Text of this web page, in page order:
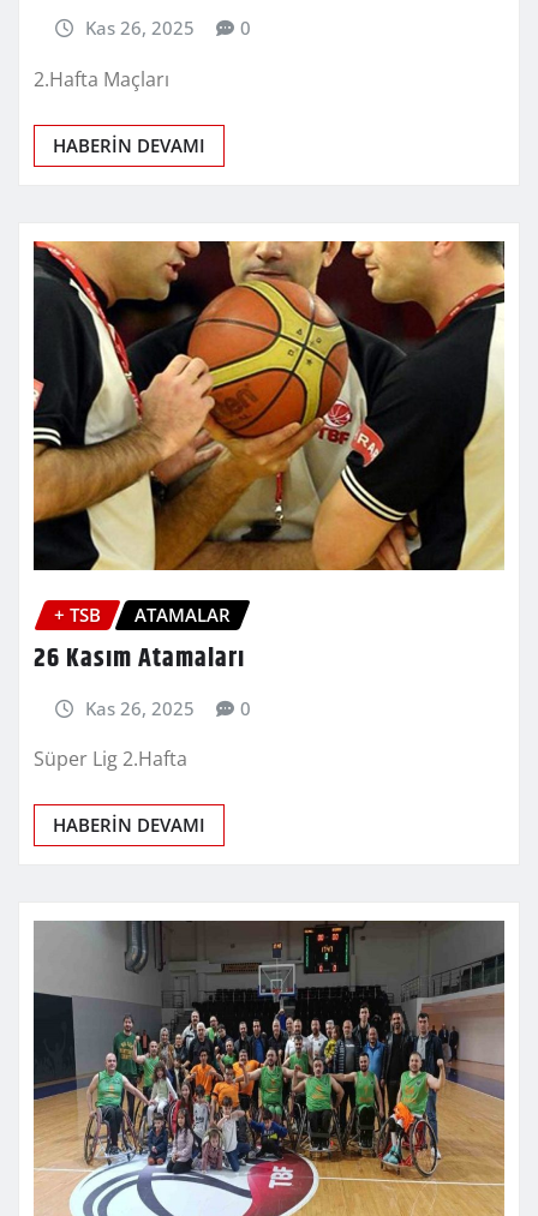
Kas 26, 2025 0
2.Hafta Maçları
HABERİN DEVAMI
+ TSB ATAMALAR
26 Kasım Atamaları
Kas 26, 2025 0
Süper Lig 2.Hafta
HABERİN DEVAMI